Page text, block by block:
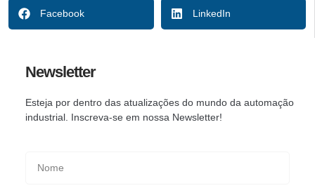
Facebook LinkedIn
Newsletter
Esteja por dentro das atualizações do mundo da automação
industrial. Inscreva-se em nossa Newsletter!